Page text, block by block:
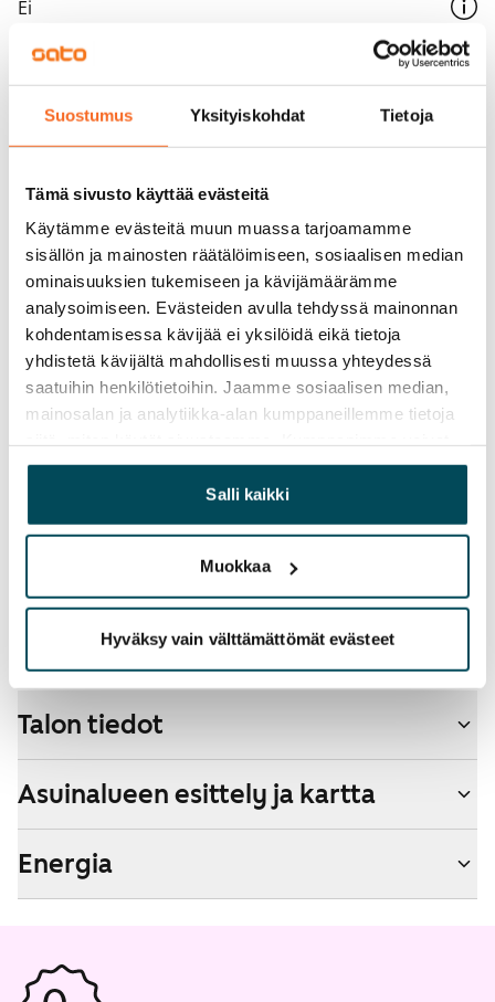
Suostumus Yksityiskohdat Tietoja
Tämä sivusto käyttää evästeitä
Käytämme evästeitä muun muassa tarjoamamme
sisällön ja mainosten räätälöimiseen, sosiaalisen median
ominaisuuksien tukemiseen ja kävijämäärämme
analysoimiseen. Evästeiden avulla tehdyssä mainonnan
kohdentamisessa kävijää ei yksilöidä eikä tietoja
yhdistetä kävijältä mahdollisesti muussa yhteydessä
saatuihin henkilötietoihin. Jaamme sosiaalisen median,
mainosalan ja analytiikka-alan kumppaneillemme tietoja
yhdistää näitä tietoja muihin tietoihin, joita olet antanut
heille tai joita on kerätty, kun olet käyttänyt heidän
palvelujaan.
Salli kaikki
Muokkaa
Hyväksy vain välttämättömät evästeet
Ei
Vuokra
0 €, (yrityksille min. 1 kk vuokra)
Pakollinen, ei sisälly vuokraan
Vesimaksu
27 €/hlö/kk
Sähkömaksu
Vuokralainen solmii itse sähkösopimuksen.
Laajakaista
Vuokraan sisältyy 50 M laajakaistaliittymä. Voit hankkia
lisänopeutta etuhintaan ottamalla yhteyttä
Lemmikit sallittu
Savuton talo
Talon tiedot
Asuinalueen esittely ja kartta
Energia